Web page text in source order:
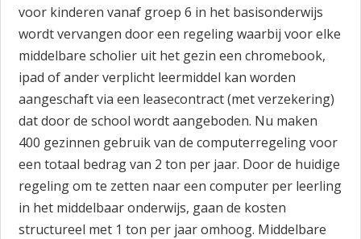
voor kinderen vanaf groep 6 in het basisonderwijs
wordt vervangen door een regeling waarbij voor elke
middelbare scholier uit het gezin een chromebook,
ipad of ander verplicht leermiddel kan worden
aangeschaft via een leasecontract (met verzekering)
dat door de school wordt aangeboden. Nu maken
400 gezinnen gebruik van de computerregeling voor
een totaal bedrag van 2 ton per jaar. Door de huidige
regeling om te zetten naar een computer per leerling
in het middelbaar onderwijs, gaan de kosten
structureel met 1 ton per jaar omhoog. Middelbare